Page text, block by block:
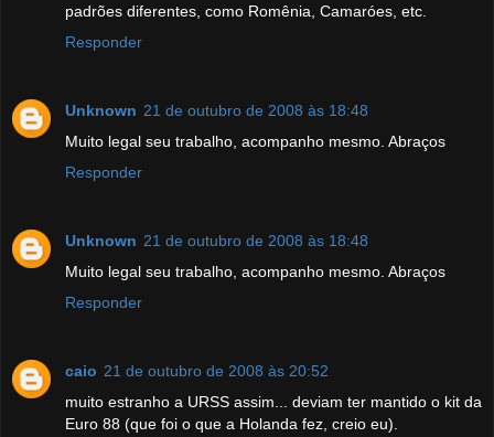
padrões diferentes, como Romênia, Camaróes, etc.
Responder
Unknown 21 de outubro de 2008 às 18:48
Muito legal seu trabalho, acompanho mesmo. Abraços
Responder
Unknown 21 de outubro de 2008 às 18:48
Muito legal seu trabalho, acompanho mesmo. Abraços
Responder
caio 21 de outubro de 2008 às 20:52
muito estranho a URSS assim... deviam ter mantido o kit da
Euro 88 (que foi o que a Holanda fez, creio eu).